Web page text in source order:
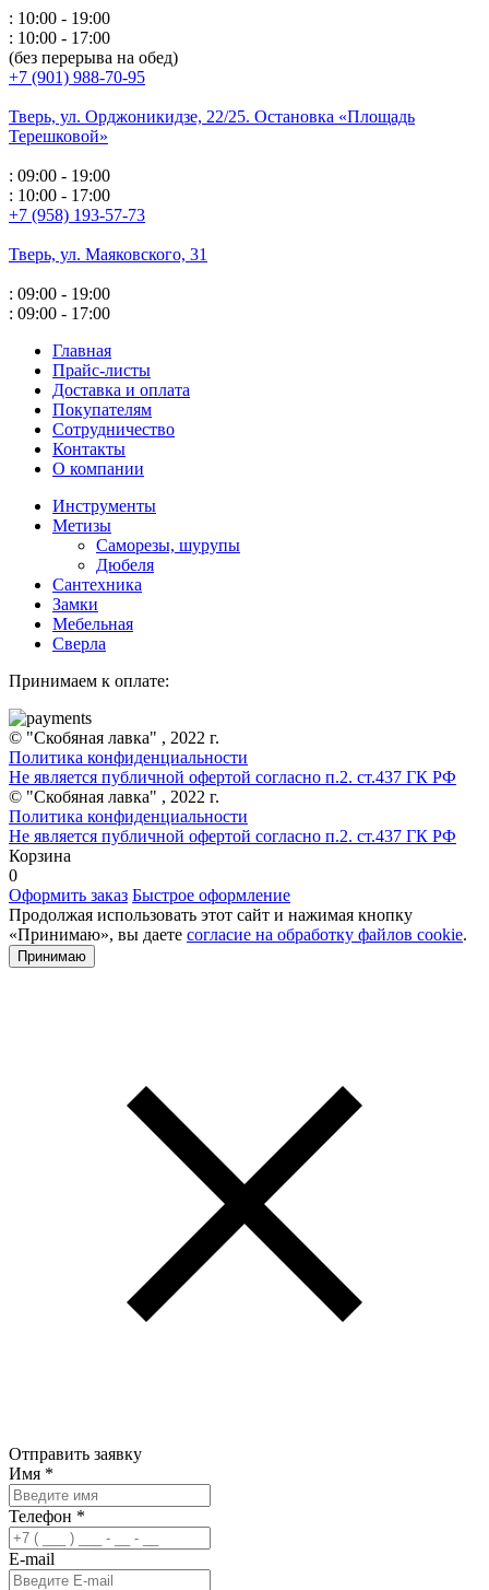
: 10:00 - 19:00
: 10:00 - 17:00
(без перерыва на обед)
+7 (901) 988-70-95
Тверь, ул. Орджоникидзе, 22/25. Остановка «Площадь
Терешковой»
: 09:00 - 19:00
: 10:00 - 17:00
+7 (958) 193-57-73
Тверь, ул. Маяковского, 31
: 09:00 - 19:00
: 09:00 - 17:00
Главная
Прайс-листы
Доставка и оплата
Покупателям
Сотрудничество
Контакты
О компании
Инструменты
Метизы
Саморезы, шурупы
Дюбеля
Сантехника
Замки
Мебельная
Сверла
Принимаем к оплате:
© "Скобяная лавка" , 2022 г.
Политика конфиденциальности
Не является публичной офертой согласно п.2. ст.437 ГК РФ
© "Скобяная лавка" , 2022 г.
Политика конфиденциальности
Не является публичной офертой согласно п.2. ст.437 ГК РФ
Корзина
0
Оформить заказ Быстрое оформление
Продолжая использовать этот сайт и нажимая кнопку
«Принимаю», вы даете согласие на обработку файлов cookie.
Принимаю
Отправить заявку
Имя *
Телефон *
E-mail